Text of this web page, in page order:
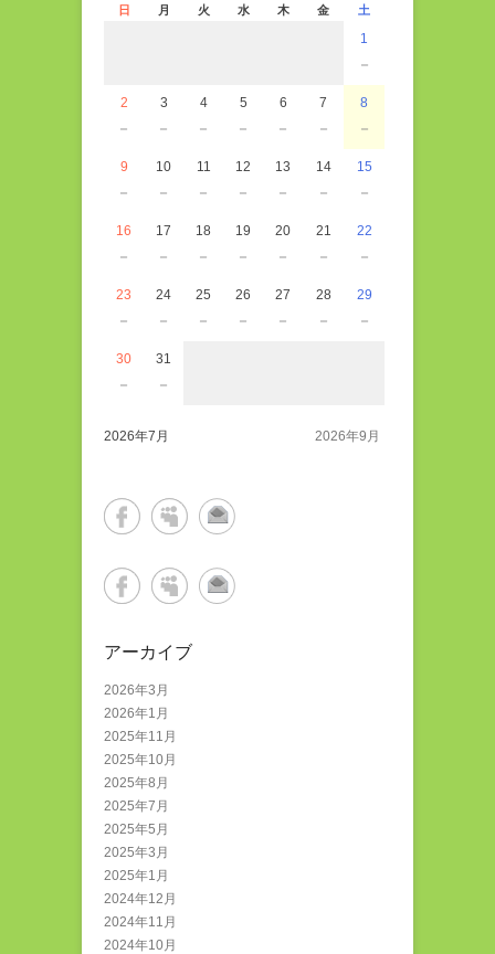
日
月 火 水 木 金 土
1
－
2
－
3
－
4
－
5
－
6
－
7
－
8
－
9
－
10
－
11
－
12
－
13
－
14
－
15
－
16
－
17
－
18
－
19
－
20
－
21
－
22
－
23
－
24
－
25
－
26
－
27
－
28
－
29
－
30
－
31
－
2026年7月 2026年9月
アーカイブ
2026年3月
2026年1月
2025年11月
2025年10月
2025年8月
2025年7月
2025年5月
2025年3月
2025年1月
2024年12月
2024年11月
2024年10月